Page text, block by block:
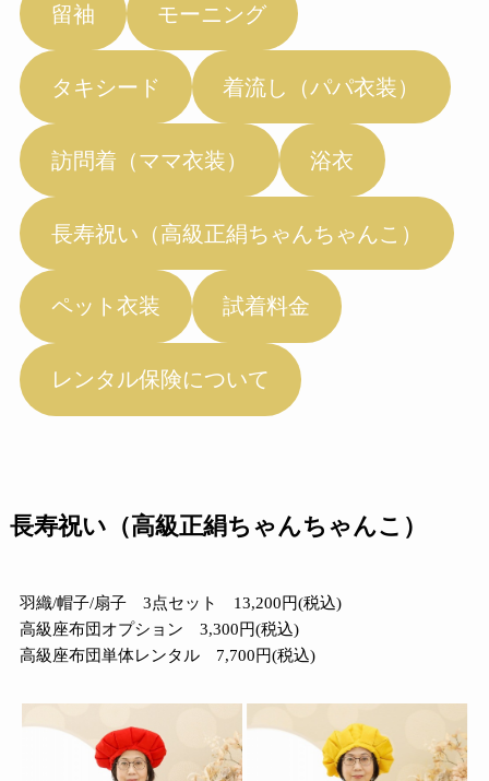
留袖 モーニング
タキシード 着流し（パパ衣装）
訪問着（ママ衣装） 浴衣
長寿祝い（高級正絹ちゃんちゃんこ）
ペット衣装 試着料金
レンタル保険について
長寿祝い（高級正絹ちゃんちゃんこ）
羽織/帽子/扇子 3点セット 13,200円(税込)
高級座布団オプション 3,300円(税込)
高級座布団単体レンタル 7,700円(税込)